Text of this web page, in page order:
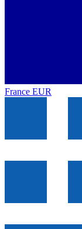
France EUR